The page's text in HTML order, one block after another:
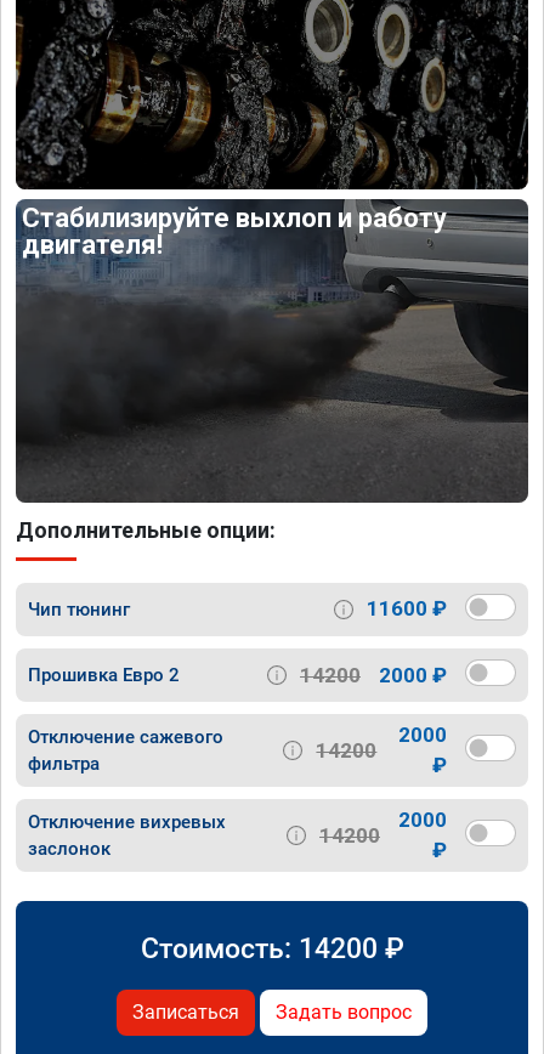
Стабилизируйте выхлоп и работу
двигателя!
Дополнительные опции:
Чип тюнинг 11600 ₽
Прошивка Евро 2 14200 2000 ₽
Отключение сажевого
фильтра
14200
2000
₽
Отключение вихревых
заслонок
14200
2000
₽
Стоимость: 14200 ₽
Записаться Задать вопрос